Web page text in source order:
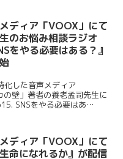
ディア「VOOX」にて
のお悩み相談ラジオ
をやる必要はある？』
した音声メディア
の壁」著者の養老孟司先生に
SNSをやる必要はあ
ディア「VOOX」にて
命になれるか』が配信